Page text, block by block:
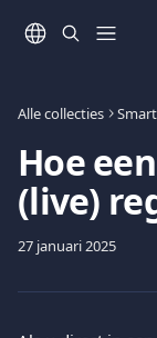
Alle collecties
Hoe
(live)
27 januari 2025